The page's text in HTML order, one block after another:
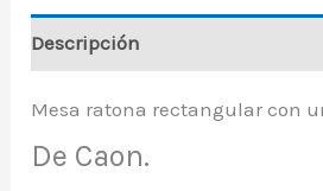
Descripción
Mesa ratona rectangular con
De Caon.